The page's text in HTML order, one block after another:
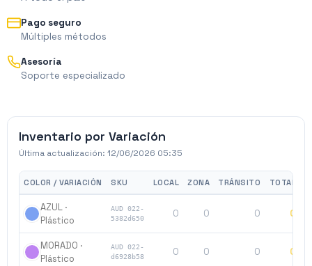
Pago seguro
Múltiples métodos
Asesoría
Soporte especializado
Inventario por Variación
Última actualización: 12/06/2026 05:35
COLOR / VARIACIÓN SKU LOCAL ZONA TRÁNSITO TOTAL
AZUL ·
Plástico
AUD 022-
5382d650
0 0 0 0
MORADO ·
Plástico
AUD 022-
d6928b58
0 0 0 0